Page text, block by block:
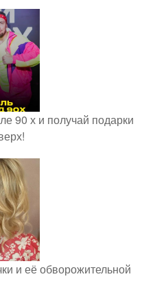
90 х и получай подарки
и её обворожительной